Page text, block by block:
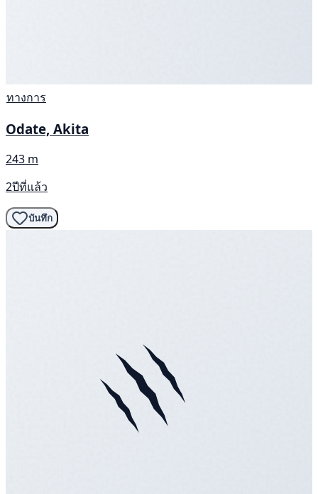
ทางการ
Odate, Akita
243 m
2ปีที่แล้ว
บันทึก